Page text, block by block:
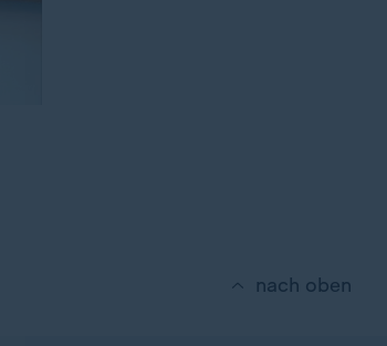
nach oben